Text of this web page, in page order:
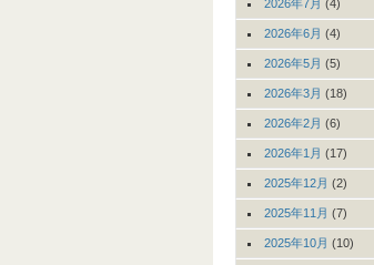
2026年7月 (4)
2026年6月 (4)
2026年5月 (5)
2026年3月 (18)
2026年2月 (6)
2026年1月 (17)
2025年12月 (2)
2025年11月 (7)
2025年10月 (10)